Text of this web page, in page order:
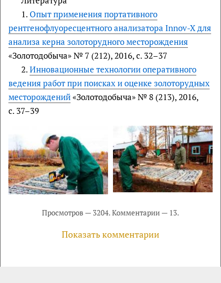
1. Опыт применения портативного
рентгенофлуоресцентного анализатора Innov-X для
анализа керна золоторудного месторождения
«Зoлотодобыча» № 7 (212), 2016, с. 32–37
2.Инновационные технологии оперативного
ведения работ при поисках и оценке золоторудных
месторождений«Зoлотодобыча» № 8 (213), 2016,
с. 37–39
Просмотров — 3204. Комментарии — 13.
Показать комментарии